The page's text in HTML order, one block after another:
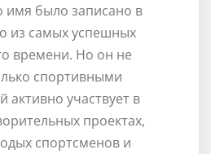
имя было записано в
из самых успешных
времени. Но он не
спортивными
активно участвует в
проектах,
спортсменов и